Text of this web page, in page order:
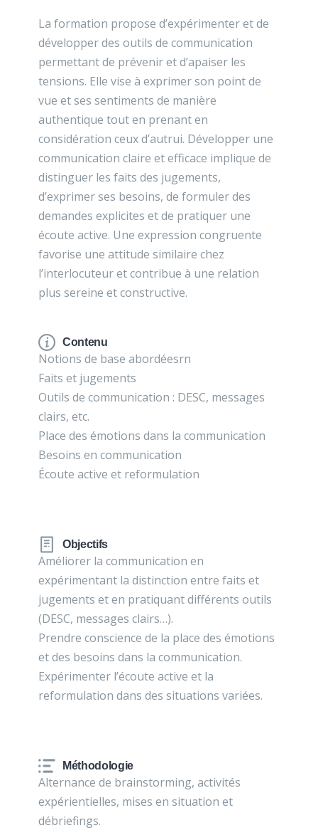
La formation propose d’expérimenter et de
développer des outils de communication
permettant de prévenir et d’apaiser les
tensions. Elle vise à exprimer son point de
vue et ses sentiments de manière
authentique tout en prenant en
considération ceux d’autrui. Développer une
communication claire et efficace implique de
distinguer les faits des jugements,
d’exprimer ses besoins, de formuler des
demandes explicites et de pratiquer une
écoute active. Une expression congruente
favorise une attitude similaire chez
l’interlocuteur et contribue à une relation
plus sereine et constructive.
Contenu
Notions de base abordéesrn
Faits et jugements
Outils de communication : DESC, messages
clairs, etc.
Place des émotions dans la communication
Besoins en communication
Écoute active et reformulation
Objectifs
Améliorer la communication en
expérimentant la distinction entre faits et
jugements et en pratiquant différents outils
(DESC, messages clairs…).
Prendre conscience de la place des émotions
et des besoins dans la communication.
Expérimenter l’écoute active et la
reformulation dans des situations variées.
Méthodologie
Alternance de brainstorming, activités
expérientielles, mises en situation et
débriefings.